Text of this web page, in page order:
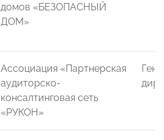
домов «БЕЗОПАСНЫЙ
ДОМ»
Ассоциация «Партнерская
аудиторско-
консалтинговая сеть
«РУКОН»